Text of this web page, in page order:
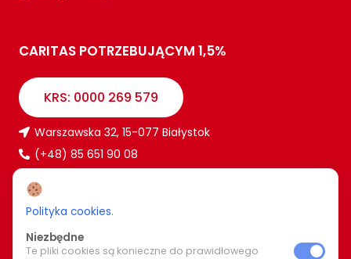
CARITAS POTRZEBUJĄCYM 1,5%
KRS: 0000 269 579
Warszawska 32, 15-077 Białystok
(+48) 85 651 90 08
bialystok@caritas.pl
Polityka cookies.
Niezbędne
Te pliki cookies są konieczne do prawidłowego